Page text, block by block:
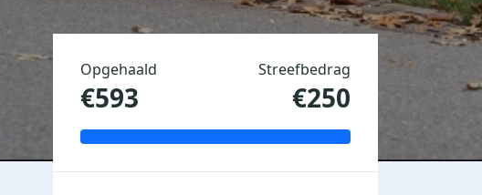
Opgehaald
€593
Streefbedrag
€250